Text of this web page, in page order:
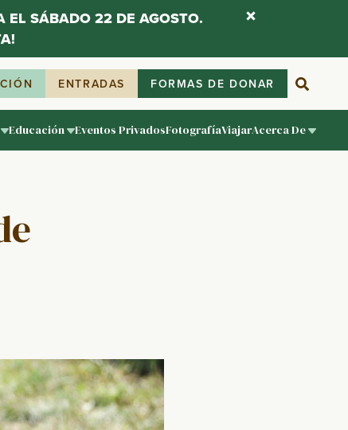
ENTRADAS FORMAS DE DONAR
Educación Eventos PrivadosFotografíaViajarAcerca De
EL SÁBADO 22 DE AGOSTO.